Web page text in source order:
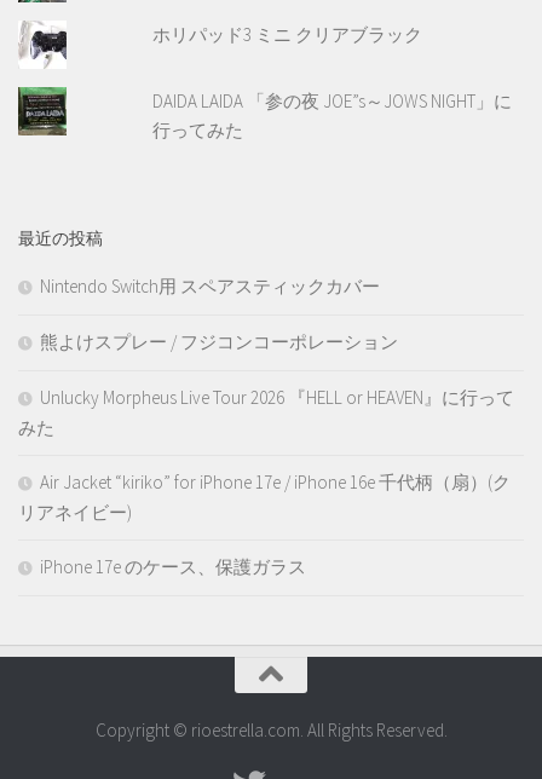
ホリパッド3 ミニ クリアブラック
DAIDA LAIDA 「参の夜 JOE”s～JOWS NIGHT」に
行ってみた
最近の投稿
Nintendo Switch用 スペアスティックカバー
熊よけスプレー / フジコンコーポレーション
Unlucky Morpheus Live Tour 2026 『HELL or HEAVEN』に行って
みた
Air Jacket “kiriko” for iPhone 17e / iPhone 16e 千代柄（扇）(ク
リアネイビー)
iPhone 17e のケース、保護ガラス
Copyright © rioestrella.com. All Rights Reserved.